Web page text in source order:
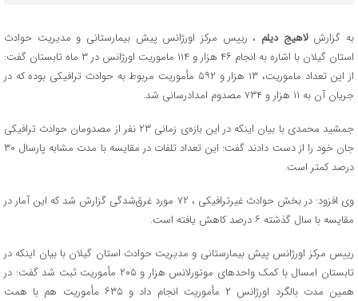
به گزارشلاهیج دیلم ، رییس مرکز اورژانس پیش بیمارستانی و مدیریت حوادث
استان گیلان با اشاره به انجام ۴۶ هزار و ۱۱۴ ماموریت اورژانس در ۳ ماه تابستان گفت:
از این تعداد ماموریت، ۱۳ هزار و ۵۹۲ مأموریت مربوط به حوادث ترافیکی بوده که در
جریان آن به ۱۱ هزار و ۷۳۴ مصدوم امدادرسانی شد.
جمشید محمدی با بیان اینکه در این بازه‌ی زمانی ۲۳ نفر از مصدومان حوادث ترافیکی
جان خود را از دست دادند گفت: این تعداد تلفات در مقایسه با مدت مشابه پارسال ۳۰
درصد کمتر است.
وی افزود: در بخش حوادث غیرترافیکی ، ۷۲ مورد غرق‌شدگی گزارش شد که این آمار در
مقایسه با سال گذشته ۶ درصد کاهش یافته است.
رییس مرکز اورژانس پیش بیمارستانی و مدیریت حوادث استان گیلان با بیان اینکه در
تابستان امسال با کمک واحد‌های موتورلانس هزار و ۲۰۵ مأموریت ثبت شد گفت: در
همین مدت بالگرد اورژانس ۲ مأموریت انجام داد و ۶۳۵ مأموریت هم با همت